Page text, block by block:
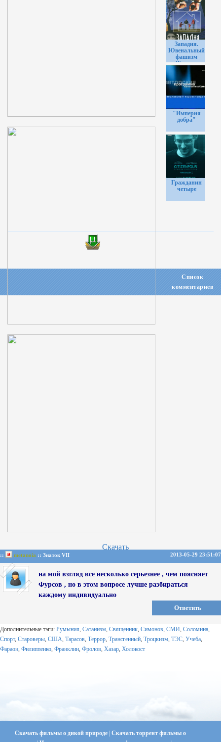
Западня.
Ювенальный
фашизм
[Галина
Царёва] 2013
"Империя
добра"
Гражданин
четыре
Скачать
Список
комментариев
:: metanoia :: Знаток VII 2013-05-29 23:51:07
на мой взгляд все несколько серьезнее , чем поясняет
Фурсов , но в этом вопросе лучше разбираться
каждому индивидуально
Ответить
Дополнительные тэги: Румыния, Сатанизм, Священник, Симонов, СМИ, Соломина,
Спорт, Староверы, США, Тарасов, Террор, Трансгенный, Троцкизм, ТЭС, Учеба,
Фараон, Филиппенко, Франклин, Фролов, Хазар, Холокост
Скачать фильмы о дикой природе Скачать торрент фильмы о